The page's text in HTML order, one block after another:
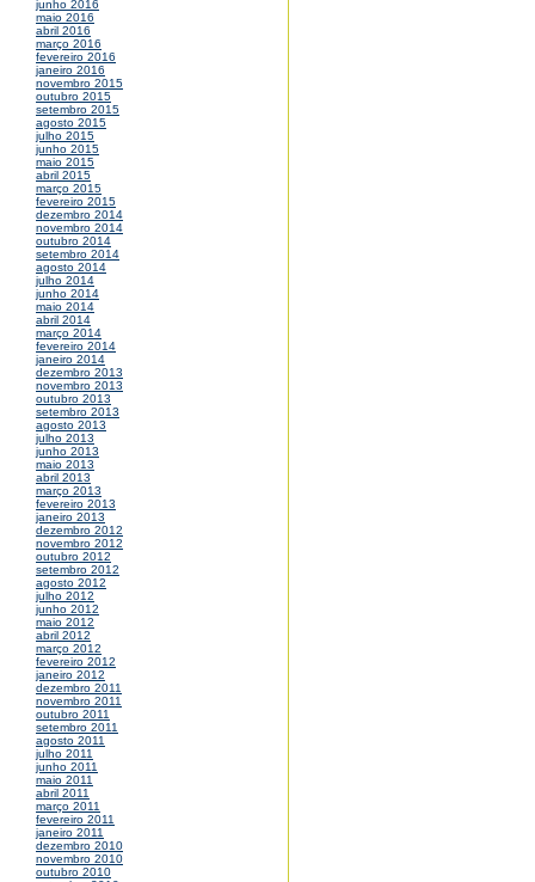
junho 2016
maio 2016
abril 2016
março 2016
fevereiro 2016
janeiro 2016
novembro 2015
outubro 2015
setembro 2015
agosto 2015
julho 2015
junho 2015
maio 2015
abril 2015
março 2015
fevereiro 2015
dezembro 2014
novembro 2014
outubro 2014
setembro 2014
agosto 2014
julho 2014
junho 2014
maio 2014
abril 2014
março 2014
fevereiro 2014
janeiro 2014
dezembro 2013
novembro 2013
outubro 2013
setembro 2013
agosto 2013
julho 2013
junho 2013
maio 2013
abril 2013
março 2013
fevereiro 2013
janeiro 2013
dezembro 2012
novembro 2012
outubro 2012
setembro 2012
agosto 2012
julho 2012
junho 2012
maio 2012
abril 2012
março 2012
fevereiro 2012
janeiro 2012
dezembro 2011
novembro 2011
outubro 2011
setembro 2011
agosto 2011
julho 2011
junho 2011
maio 2011
abril 2011
março 2011
fevereiro 2011
janeiro 2011
dezembro 2010
novembro 2010
outubro 2010